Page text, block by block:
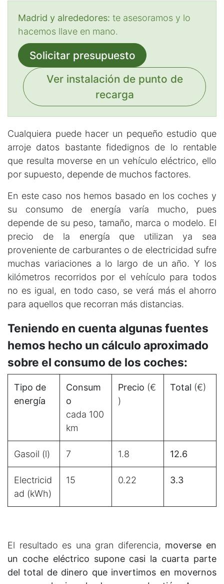
Madrid y alrededores: te asesoramos y lo
hacemos llave en mano.
Solicitar presupuesto
Ver instalación de punto de
recarga
Cualquiera puede hacer un pequeño estudio que
arroje datos bastante fidedignos de lo rentable
que resulta moverse en un vehículo eléctrico, ello
por supuesto, depende de muchos factores.
En este caso nos hemos basado en los coches y
su consumo de energía varía mucho, pues
depende de su peso, tamaño, marca o modelo. El
precio de la energía que utilizan ya sea
proveniente de carburantes o de electricidad sufre
muchas variaciones a lo largo de un año. Y los
kilómetros recorridos por el vehículo para todos
no es igual, en todo caso, se verá más el ahorro
para aquellos que recorran más distancias.
Teniendo en cuenta algunas fuentes
hemos hecho un cálculo aproximado
sobre el consumo de los coches:
Tipo de
energía
Consum
o
cada 100
km
Precio (€
)
Total (€)
Gasoil (l) 7 1.8 12.6
Electricid
ad (kWh)
15 0.22 3.3
El resultado es una gran diferencia, moverse en
un coche eléctrico supone casi la cuarta parte
del total de dinero que invertimos en movernos